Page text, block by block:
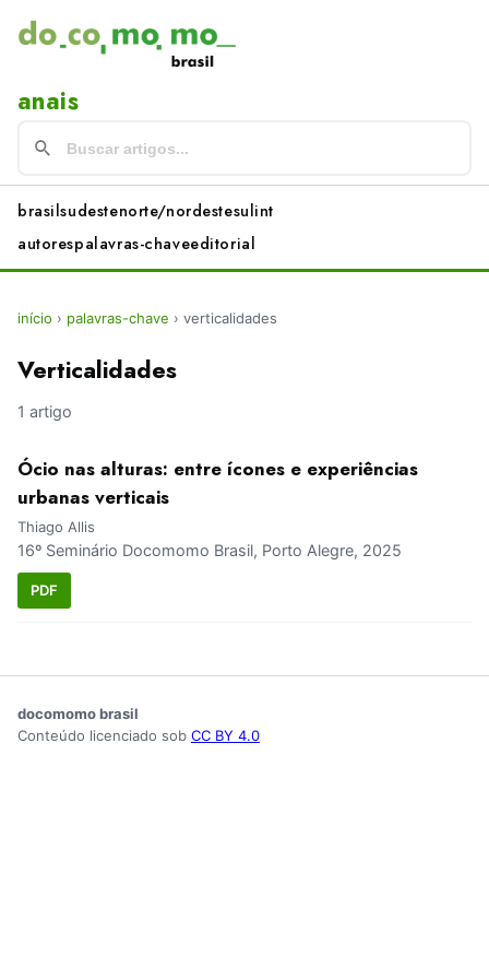
anais
brasilsudestenorte/nordestesulint
autorespalavras-chaveeditorial
início › palavras-chave › verticalidades
Verticalidades
1 artigo
Ócio nas alturas: entre ícones e experiências
urbanas verticais
Thiago Allis
16º Seminário Docomomo Brasil, Porto Alegre, 2025
PDF
docomomo brasil
Conteúdo licenciado sob CC BY 4.0